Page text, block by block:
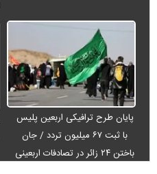
پایان طرح ترافیکی اربعین پلیس
با ثبت ۶۷ میلیون تردد / جان
باختن ۲۴ زائر در تصادفات اربعینی